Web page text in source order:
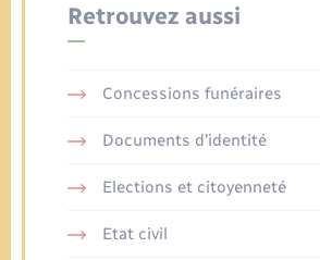
Retrouvez aussi
Concessions funéraires
Documents d’identité
Elections et citoyenneté
Etat civil